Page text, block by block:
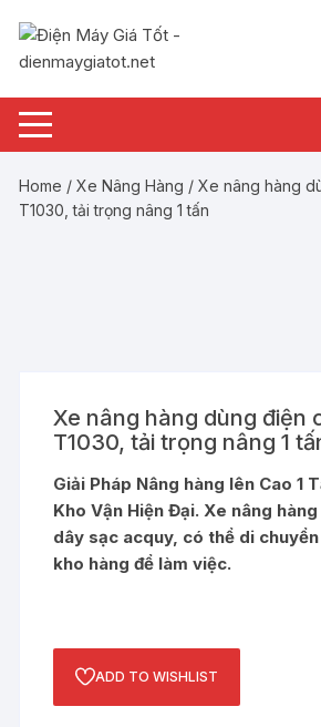
nội
Home /Xe Nâng Hàng / Xe nâng hàng
T1030, tải trọng nâng 1 tấn
Xe nâng hàng dùng điện
T1030, tải trọng nâng 1
Giải Pháp Nâng hàng lên Cao 1
Kho Vận Hiện Đại. Xe nâng
dây sạc acquy, có thể di
kho hàng để làm việc.
ADD TO WISHLIST